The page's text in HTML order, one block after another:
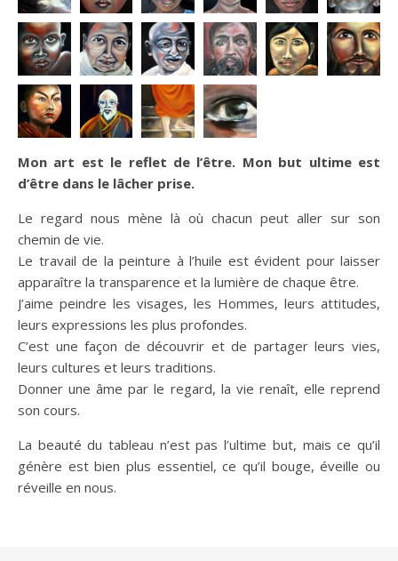
Mon art est le reflet de l’être. Mon but ultime est
d’être dans le lâcher prise.
Le regard nous mène là où chacun peut aller sur son
chemin de vie.
Le travail de la peinture à l’huile est évident pour laisser
apparaître la transparence et la lumière de chaque être.
J’aime peindre les visages, les Hommes, leurs attitudes,
leurs expressions les plus profondes.
C’est une façon de découvrir et de partager leurs vies,
leurs cultures et leurs traditions.
Donner une âme par le regard, la vie renaît, elle reprend
son cours.
La beauté du tableau n’est pas l’ultime but, mais ce qu’il
génère est bien plus essentiel, ce qu’il bouge, éveille ou
réveille en nous.